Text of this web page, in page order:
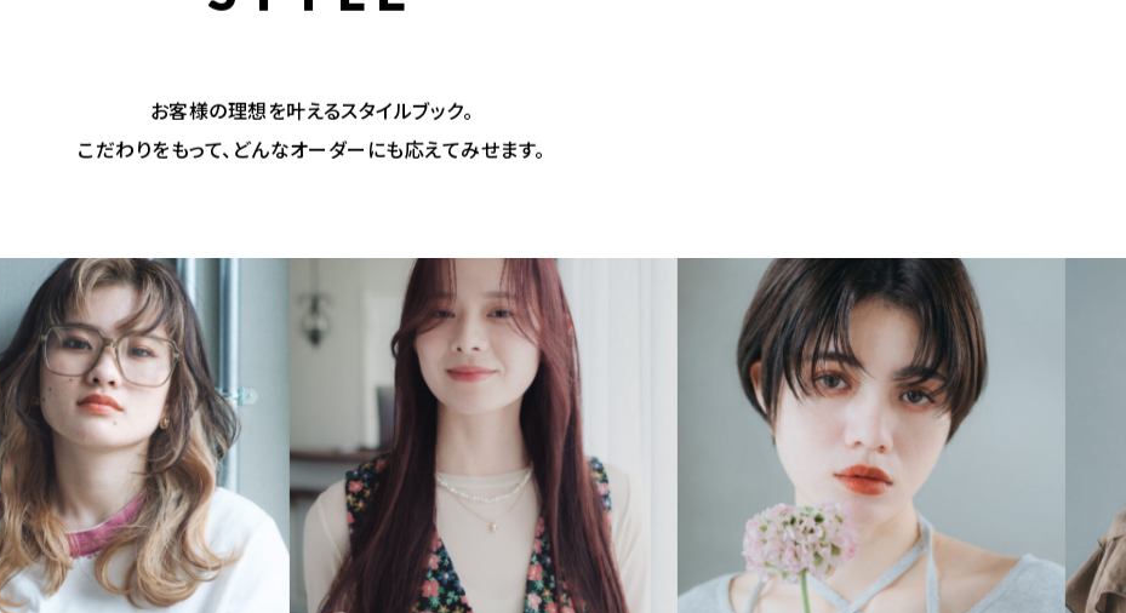
お客様の理想を叶えるスタイルブック。
こだわりをもって、どんなオーダーにも応えてみせます。